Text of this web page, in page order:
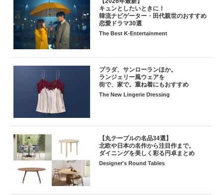
キュンとしたいときに！
韓流ナビゲーター・田代親世のおすすめ
恋愛ドラマ30選
The Best K-Entertainment
プラダ、サンローランほか。
ランジェリー風ウェアを
街で、家で。重ね着にもおすすめ
The New Lingerie Dressing
【丸テーブルの名品34選】
北欧や日本の名作から注目作まで。
ダイニングを美しく彩る円卓まとめ
Designer's Round Tables